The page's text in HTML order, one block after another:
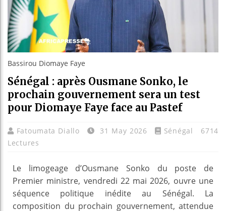
Bassirou Diomaye Faye
Sénégal : après Ousmane Sonko, le
prochain gouvernement sera un test
pour Diomaye Faye face au Pastef
Fatoumata Diallo 31 May 2026 Sénégal
6714
Lectures
Le limogeage d’Ousmane Sonko du poste de
Premier ministre, vendredi 22 mai 2026, ouvre une
séquence politique inédite au Sénégal. La
composition du prochain gouvernement, attendue